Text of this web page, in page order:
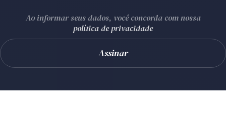
Ao informar seus dados, você concorda com nossa
política de privacidade